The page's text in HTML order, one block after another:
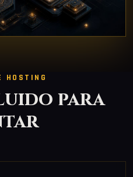
HOSTING
para